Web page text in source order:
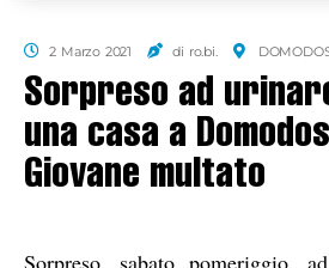
2 Marzo 2021 di ro.bi.
Sorpreso ad
una casa a
Giovane multato
Sorpreso, sabato pomeriggio,